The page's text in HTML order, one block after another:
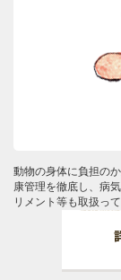
動物の身体に負担の
康管理を徹底し、病
リメント等も取扱っ